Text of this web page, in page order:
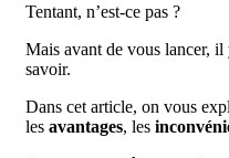
Tentant, n’est-ce pas ?
Mais avant de vous lancer, il
savoir.
Dans cet article, on vous
les avantages, les